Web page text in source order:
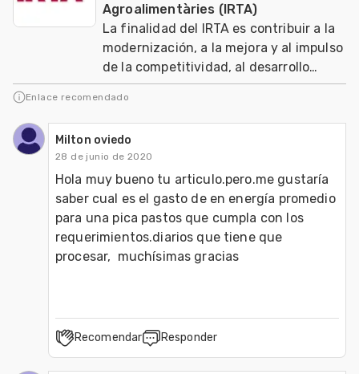
Agroalimentàries (IRTA)
La finalidad del IRTA es contribuir a la
modernización, a la mejora y al impulso
de la competitividad, al desarrollo
sostenible de los sectores agrario, ali
Enlace recomendado
Milton oviedo
28 de junio de 2020
Hola muy bueno tu articulo.pero.me gustaría
saber cual es el gasto de en energía promedio
para una pica pastos que cumpla con los
requerimientos.diarios que tiene que
procesar,  muchísimas gracias
Recomendar Responder